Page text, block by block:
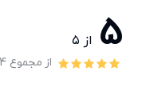
5 از ۵
از مجموع 4 امتیاز